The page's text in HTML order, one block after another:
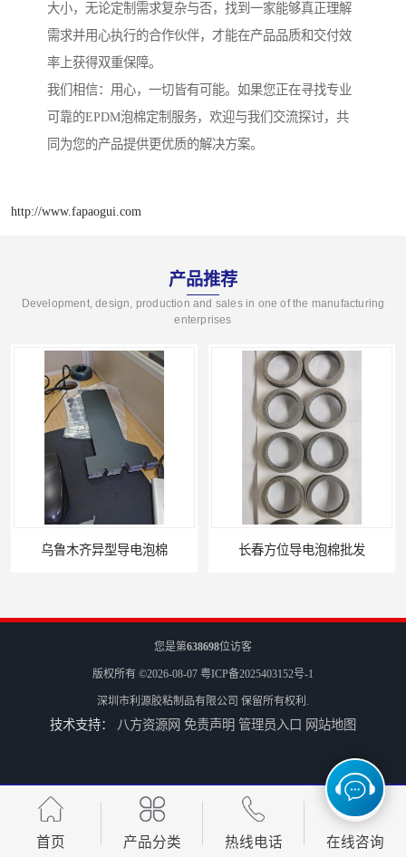
大小，无论定制需求复杂与否，找到一家能够真正理解
需求并用心执行的合作伙伴，才能在产品品质和交付效
率上获得双重保障。
我们相信：用心，一切皆有可能。如果您正在寻找专业
可靠的EPDM泡棉定制服务，欢迎与我们交流探讨，共
同为您的产品提供更优质的解决方案。
http://www.fapaogui.com
产品推荐
Development, design, production and sales in one of the manufacturing
enterprises
乌鲁木齐异型导电泡棉 长春方位导电泡棉批发
银川亮面液态发泡硅胶垫片定制
您是第638698位访客
版权所有 ©2026-08-07 粤ICP备2025403152号-1
深圳市利源胶粘制品有限公司 保留所有权利.
技术支持： 八方资源网 免责声明 管理员入口 网站地图
首页 产品分类 热线电话 在线咨询